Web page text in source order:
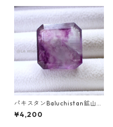
パキスタンBaluchistan鉱山産
フローライト スクエアカット
ルース 34.4ct 20 x 19.6 x 11
¥4,200